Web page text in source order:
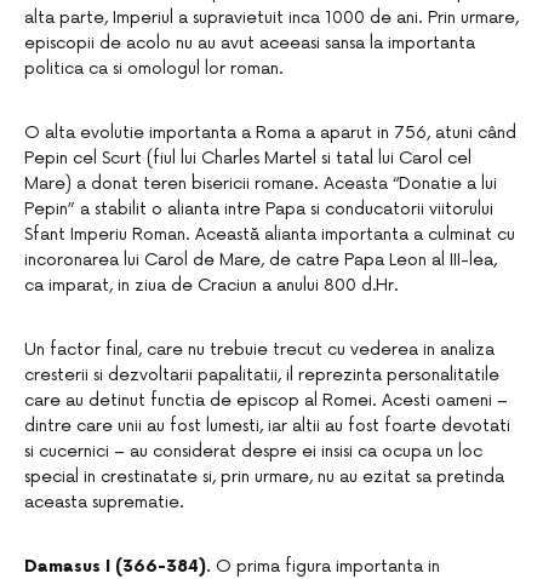
alta parte, Imperiul a supravietuit inca 1000 de ani. Prin urmare,
episcopii de acolo nu au avut aceeasi sansa la importanta
politica ca si omologul lor roman.
O alta evolutie importanta a Roma a aparut in 756, atuni când
Pepin cel Scurt (fiul lui Charles Martel si tatal lui Carol cel
Mare) a donat teren bisericii romane. Aceasta “Donatie a lui
Pepin” a stabilit o alianta intre Papa si conducatorii viitorului
Sfant Imperiu Roman. Această alianta importanta a culminat cu
incoronarea lui Carol de Mare, de catre Papa Leon al III-lea,
ca imparat, in ziua de Craciun a anului 800 d.Hr.
Un factor final, care nu trebuie trecut cu vederea in analiza
cresterii si dezvoltarii papalitatii, il reprezinta personalitatile
care au detinut functia de episcop al Romei. Acesti oameni –
dintre care unii au fost lumesti, iar altii au fost foarte devotati
si cucernici – au considerat despre ei insisi ca ocupa un loc
special in crestinatate si, prin urmare, nu au ezitat sa pretinda
aceasta suprematie.
Damasus I (366-384). O prima figura importanta in